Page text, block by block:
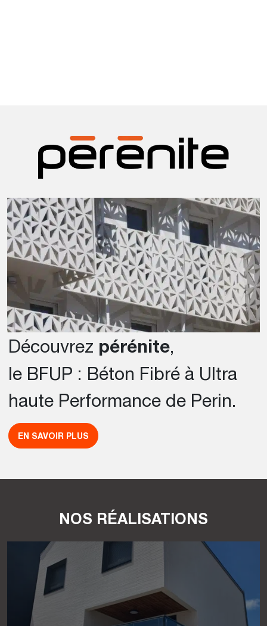
Découvrez pérénite,
le BFUP : Béton Fibré à Ultra
haute Performance de Perin.
EN SAVOIR PLUS
NOS RÉALISATIONS